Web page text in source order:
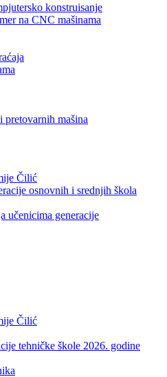
konstruisanje
na CNC mašinama
mašina
Čilić
osnovnih i srednjih škola
učenicima generacije
Čilić
tehničke škole 2026. godine